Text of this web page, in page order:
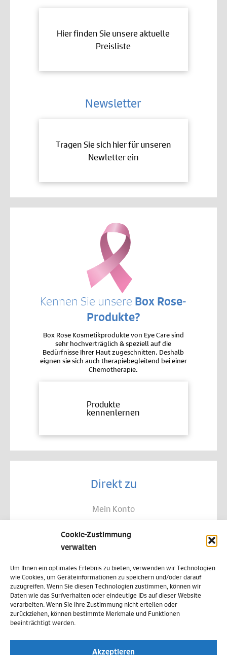
Cookie-Zustimmung
verwalten
Um Ihnen ein optimales Erlebnis zu bieten, verwenden wir Technologien
wie Cookies, um Geräteinformationen zu speichern und/oder darauf
zuzugreifen. Wenn Sie diesen Technologien zustimmen, können wir
Daten wie das Surfverhalten oder eindeutige IDs auf dieser Website
verarbeiten. Wenn Sie Ihre Zustimmung nicht erteilen oder
zurückziehen, können bestimmte Merkmale und Funktionen
beeinträchtigt werden.
Akzeptieren
Hier finden Sie unsere aktuelle
Preisliste
Newsletter
Tragen Sie sich hier für unseren
Newletter ein
Kennen Sie unsere Box Rose-
Produkte?
Box Rose Kosmetikprodukte von Eye Care sind
sehr hochverträglich & speziell auf die
Bedürfnisse Ihrer Haut zugeschnitten. Deshalb
eignen sie sich auch therapiebegleitend bei einer
Chemotherapie.
Produkte
kennenlernen
Direkt zu
Mein Konto
Allgemeine Geschäftsbedingungen
Datenschutz
Widerruf
Zahlungsweisen
Versand & Lieferung